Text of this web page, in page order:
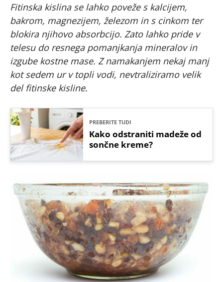
Fitinska kislina se lahko poveže s kalcijem,
bakrom, magnezijem, železom in s cinkom ter
blokira njihovo absorbcijo. Zato lahko pride v
telesu do resnega pomanjkanja mineralov in
izgube kostne mase. Z namakanjem nekaj manj
kot sedem ur v topli vodi, nevtraliziramo velik
del fitinske kisline.
PREBERITE TUDI
Kako odstraniti madeže od
sončne kreme?